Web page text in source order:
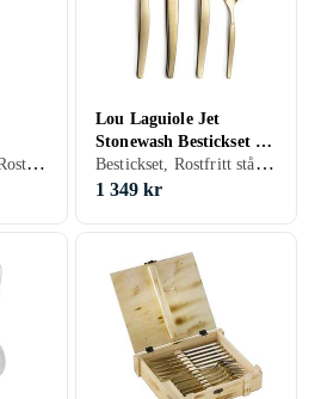
Kniv, Plast, Guld, Rostfritt stål, 1 st, Tål maskindisk
Lou Laguiole Jet
Stonewash Bestickset 16
Delar
Bestickset, Rostfritt stål, 16 st
1 349 kr